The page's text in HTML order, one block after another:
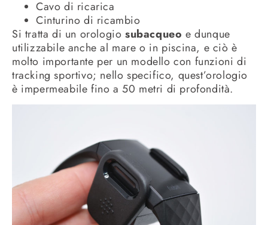
Cavo di ricarica
Cinturino di ricambio
Si tratta di un orologio subacqueo e dunque
utilizzabile anche al mare o in piscina, e ciò è
molto importante per un modello con funzioni di
tracking sportivo; nello specifico, quest’orologio
è impermeabile fino a 50 metri di profondità.